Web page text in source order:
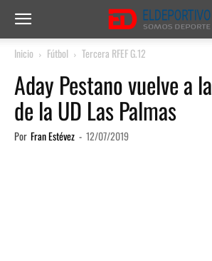
Inicio Fútbol Tercera RFEF G.12
Aday Pestano vuelve a
de la UD Las Palmas
Por Fran Estévez - 12/07/2019